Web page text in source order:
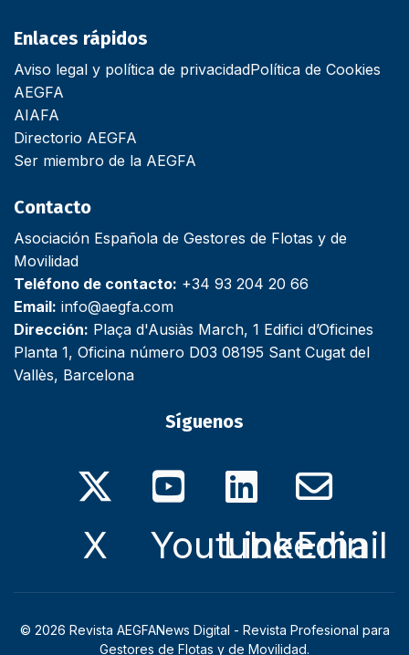
Enlaces rápidos
Aviso legal y política de privacidadPolítica de Cookies
AEGFA
AIAFA
Directorio AEGFA
Ser miembro de la AEGFA
Contacto
Asociación Española de Gestores de Flotas y de
Movilidad
Teléfono de contacto: +34 93 204 20 66
Email: info@aegfa.com
Dirección: Plaça d'Ausiàs March, 1 Edifici d’Oficines
Planta 1, Oficina número D03 08195 Sant Cugat del
Vallès, Barcelona
Síguenos
X YoutubeLinkedin
Email
© 2026 Revista AEGFANews Digital - Revista Profesional para
Gestores de Flotas y de Movilidad.